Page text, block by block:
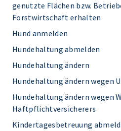
genutzte Flächen bzw.
Forstwirtschaft erhalten
Hund anmelden
Hundehaltung abmelden
Hundehaltung ändern
Hundehaltung ändern wegen
Hundehaltung ändern wegen
Haftpflichtversicherers
Kindertagesbetreuung